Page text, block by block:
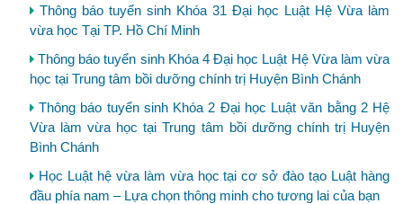
Thông báo tuyển sinh Khóa 31 Đại học Luật Hệ Vừa làm
vừa học Tại TP. Hồ Chí Minh
Thông báo tuyển sinh Khóa 4 Đại học Luật Hệ Vừa làm vừa
học tại Trung tâm bồi dưỡng chính trị Huyện Bình Chánh
Thông báo tuyển sinh Khóa 2 Đại học Luật văn bằng 2 Hệ
Vừa làm vừa học tại Trung tâm bồi dưỡng chính trị Huyện
Bình Chánh
Học Luật hệ vừa làm vừa học tại cơ sở đào tạo Luật hàng
đầu phía nam – Lựa chọn thông minh cho tương lai của bạn